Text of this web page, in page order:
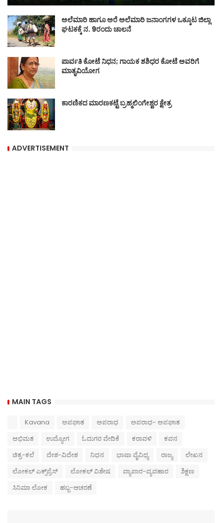
ಅಲೆಮಾರಿ ಹಾಗೂ ಅರೆ ಅಲೆಮಾರಿ ಜನಾಂಗಗಳ ಒಕ್ಕೂಟ ಜಿಲ್ಲಾ
ಘಟಕಕ್ಕೆ ನ. 9ರಂದು ಚಾಲನೆ
ಪಾರ್ವತಿ ಕೋಟೆ ನಿಧನ; ಗಾಯಕ ಶಶಿಧರ ಕೋಟೆ ಅವರಿಗೆ
ಮಾತೃವಿಯೋಗ
ಕಾರಣಿಕದ ಮಾರಣಕಟ್ಟೆ ಬ್ರಹ್ಮಲಿಂಗೇಶ್ವರ ಕ್ಷೇತ್ರ
ADVERTISEMENT
MAIN TAGS
Kavana ಅಪಘಾತ ಅಪರಾಧ
ಅಪರಾಧ- ಅಪಘಾತ
ಅಭಿಮತ
ಉದ್ಯೋಗ ಓದುಗರ ವೇದಿಕೆ ಕರಾವಳಿ
ಕವನ
ಚಿತ್ರ-ಕಲೆ
ದೇಶ-ವಿದೇಶ ನಿಧನ ಭಾಷಾ ವೈವಿಧ್ಯ ರಾಜ್ಯ
ಲೇಖನ
ಲೋಕಲ್ ಎಕ್ಸ್‌ಪ್ರೆಸ್
ಲೋಕಲ್ ವಿಶೇಷ ವ್ಯಾಪಾರ-ವ್ಯವಹಾರ
ಶಿಕ್ಷಣ
ಸಿನಿಮಾ ಲೋಕ
ಹಬ್ಬ-ಆಚರಣೆ